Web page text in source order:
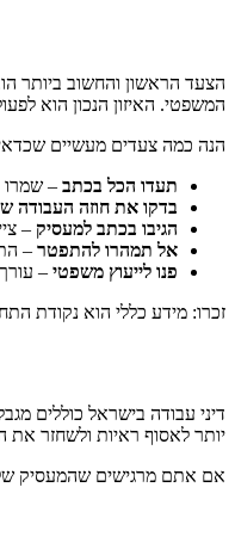
הצעד הראשון והחשוב ביותר
המשפטי. האיזון הנכון הוא
הנה כמה צעדים מעשיים
תעדו הכל בכתב – שמרו
בדקו את חוזה העבודה
הגיבו בכתב למעסיק –
אל תמהרו להתפטר –
פנו לייעוץ משפטי –
זכרו: מידע כללי הוא נקודת
דיני עבודה בישראל כוללים
יותר לאסוף ראיות ולשחזר
אם אתם מרגישים שהמעסיק